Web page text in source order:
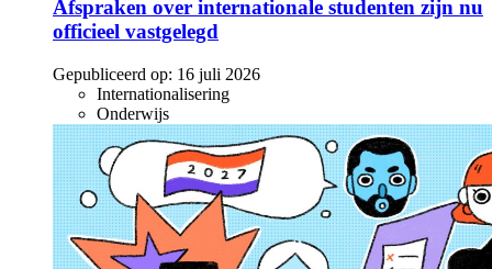
Afspraken over internationale studenten zijn nu
officieel vastgelegd
Gepubliceerd op: 16 juli 2026
Internationalisering
Onderwijs